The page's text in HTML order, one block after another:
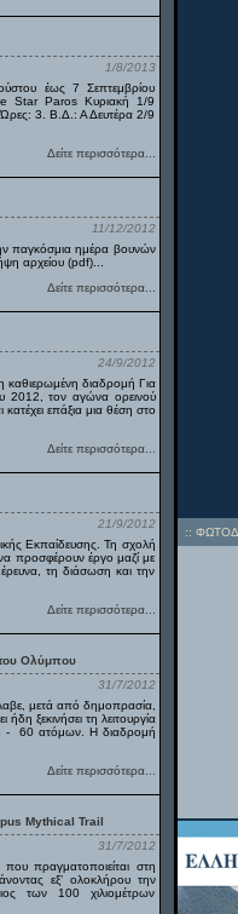
1/8/2013
έως 7 Σεπτεμβρίου
Star Paros Κυριακή 1/9
3. Β.Δ.: Α Δευτέρα 2/9
Δείτε περισσότερα...
11/12/2012
παγκόσμια ημέρα βουνών
αρχείου (pdf)...
Δείτε περισσότερα...
24/9/2012
καθιερωμένη διαδρομή Για
2012, τον αγώνα ορεινού
επάξια μια θέση στο
Δείτε περισσότερα...
21/9/2012
Εκπαίδευσης. Τη σχολή
προσφέρουν έργο μαζί με
τη διάσωση και την
Δείτε περισσότερα...
Ολύμπου
31/7/2012
μετά από δημοπρασία,
ξεκινήσει τη λειτουργία
- 60 ατόμων. Η διαδρομή
Δείτε περισσότερα...
Mythical Trail
31/7/2012
πραγματοποιείται στη
εξ’ ολοκλήρου την
των 100 χιλιομέτρων
::